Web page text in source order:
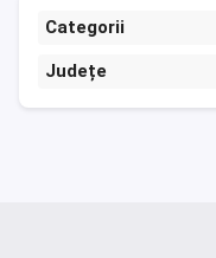
Categorii
Județe